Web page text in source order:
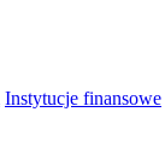
Instytucje finansowe